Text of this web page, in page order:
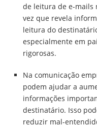
de leitura de e-mails
vez que revela
leitura do
especialmente em
rigorosas.
Na comunicação
podem ajudar a
informações
destinatário. Isso
reduzir mal-